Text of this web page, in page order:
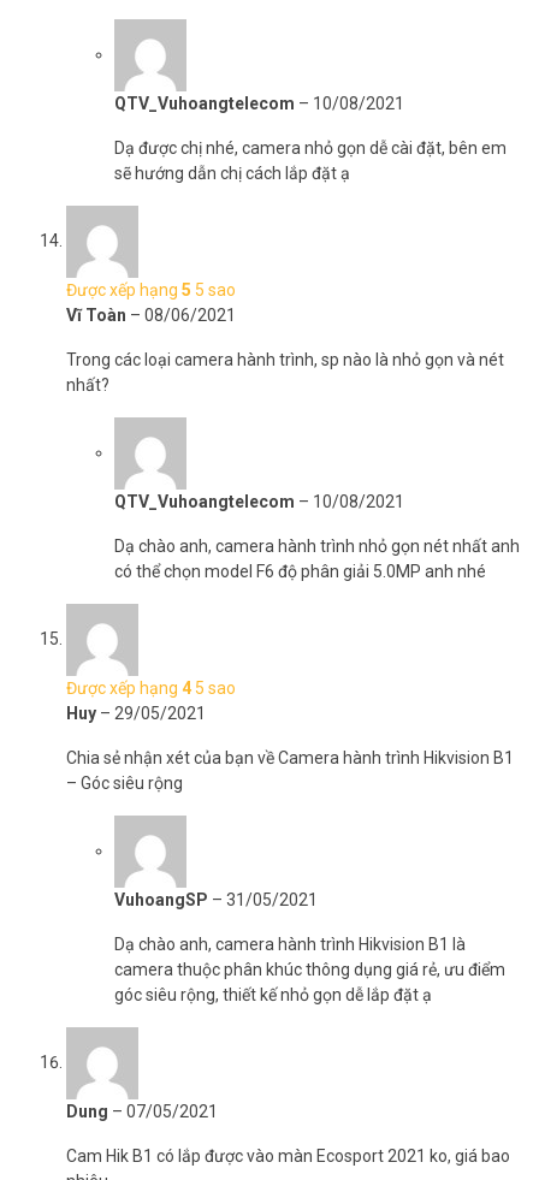
QTV_Vuhoangtelecom – 10/08/2021
Dạ được chị nhé, camera nhỏ gọn dễ cài đặt, bên em
sẽ hướng dẫn chị cách lắp đặt ạ
Được xếp hạng 5 5 sao
Vĩ Toàn – 08/06/2021
Trong các loại camera hành trình, sp nào là nhỏ gọn và nét
nhất?
QTV_Vuhoangtelecom – 10/08/2021
Dạ chào anh, camera hành trình nhỏ gọn nét nhất anh
có thể chọn model F6 độ phân giải 5.0MP anh nhé
Được xếp hạng 4 5 sao
Huy – 29/05/2021
Chia sẻ nhận xét của bạn về Camera hành trình Hikvision B1
– Góc siêu rộng
VuhoangSP – 31/05/2021
Dạ chào anh, camera hành trình Hikvision B1 là
camera thuộc phân khúc thông dụng giá rẻ, ưu điểm
góc siêu rộng, thiết kế nhỏ gọn dễ lắp đặt ạ
Dung – 07/05/2021
Cam Hik B1 có lắp được vào màn Ecosport 2021 ko, giá bao